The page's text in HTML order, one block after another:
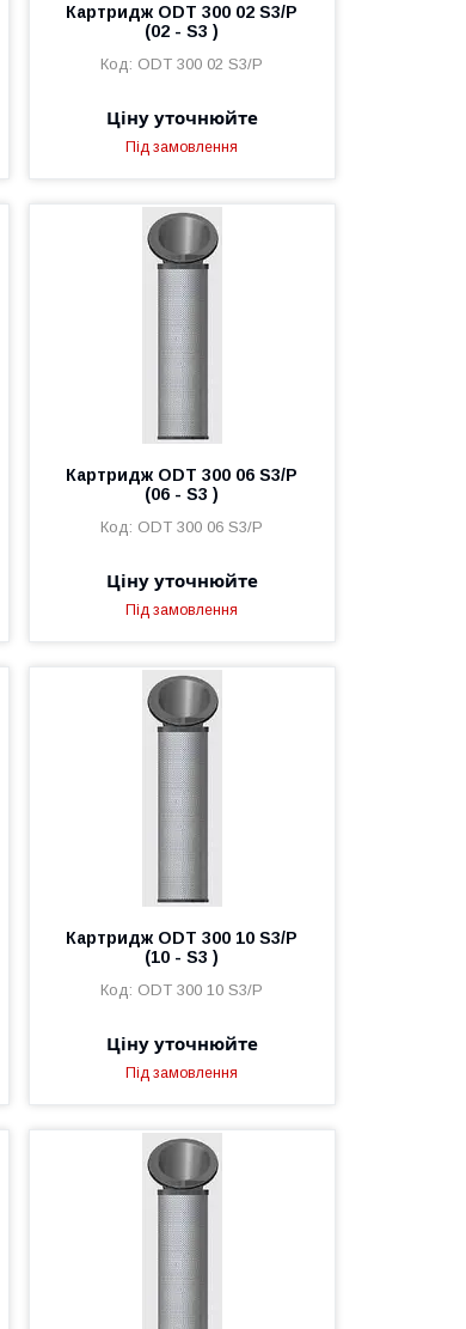
Картридж ODT 300 02 S3/P
(02 - S3 )
ODT 300 02 S3/P
Ціну уточнюйте
Під замовлення
Картридж ODT 300 06 S3/P
(06 - S3 )
ODT 300 06 S3/P
Ціну уточнюйте
Під замовлення
Картридж ODT 300 10 S3/P
(10 - S3 )
ODT 300 10 S3/P
Ціну уточнюйте
Під замовлення